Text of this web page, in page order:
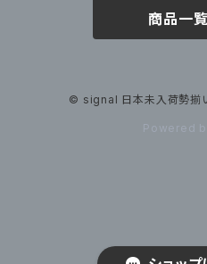
商品一
© signal 日本未入荷勢揃
Powered